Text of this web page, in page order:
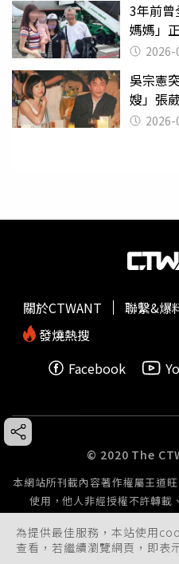
3年前
媽媽」
2026-
吳宗憲
嫂」張
2026-
為提供最佳服務，本站使用
查看，若繼續瀏覽網頁，即表
關於CTWANT 聯繫&爆
發燒熱搜
Facebook
© 2020 The
本網站所刊載內容著作權屬王道
使用，他人非經授權不許轉載